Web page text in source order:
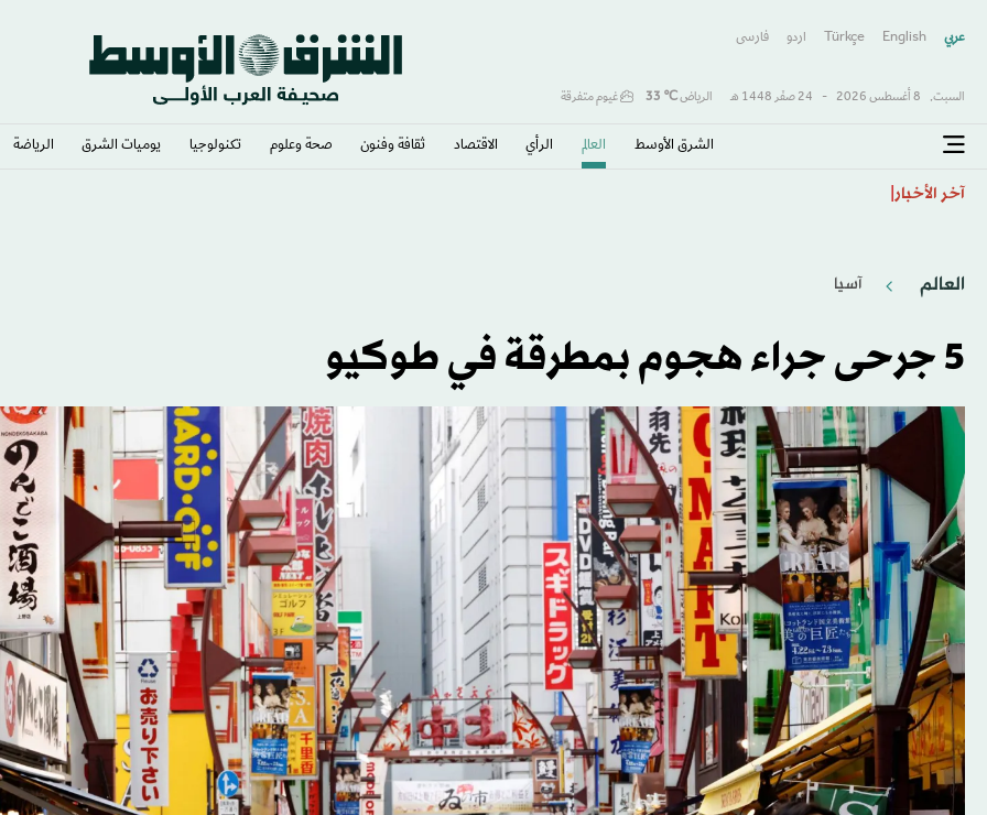
عربي English
Türkçe اردو فارسى
السبت, 8 أغسطس 2026 - 24 صفَر 1448 هـ الرياض℃
33 غيوم متفرقة
الشرق الأوسط​ العالم الرأي الاقتصاد ثقافة وفنون صحة وعلوم تكنولوجيا يوميات الشرق​ الرياضة
آخر الأخبار
العالم آسيا
5 جرحى جراء هجوم بمطرقة في طوكيو